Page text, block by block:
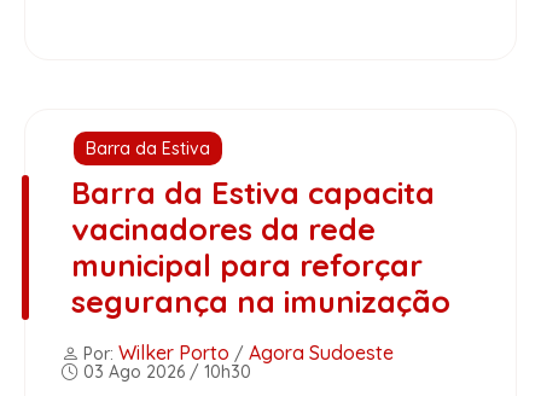
Barra da Estiva
Barra da Estiva capacita
vacinadores da rede
municipal para reforçar
segurança na imunização
Por: Wilker Porto / Agora Sudoeste
03 Ago 2026 / 10h30